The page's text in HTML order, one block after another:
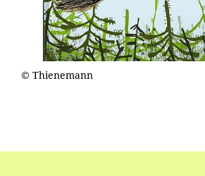
© Thienemann